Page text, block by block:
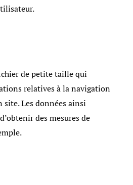
de petite taille qui
relatives à la navigation
Les données ainsi
des mesures de